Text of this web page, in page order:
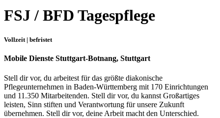
FSJ / BFD Tagespflege
Vollzeit | befristet
Mobile Dienste Stuttgart-Botnang, Stuttgart
Stell dir vor, du arbeitest für das größte diakonische
Pflegeunternehmen in Baden-Württemberg mit 170 Einrichtungen
und 11.350 Mitarbeitenden. Stell dir vor, du kannst Großartiges
leisten, Sinn stiften und Verantwortung für unsere Zukunft
übernehmen. Stell dir vor, deine Arbeit macht den Unterschied.